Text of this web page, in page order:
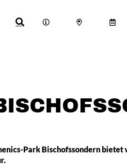
Park Bischofssondern